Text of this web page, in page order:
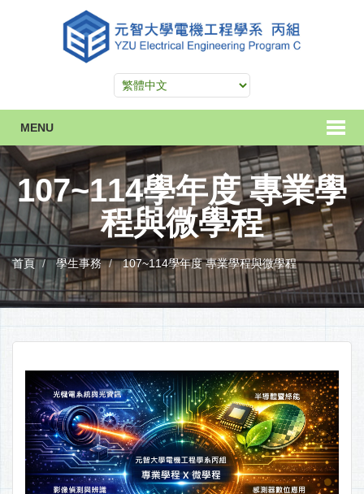
MENU
107~114學年度 專業學
程與微學程
首頁 學生事務 107~114學年度 專業學程與微學程